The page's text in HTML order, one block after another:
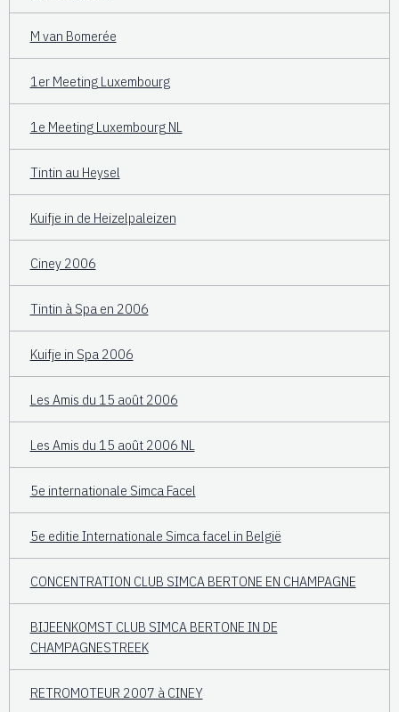
M van Bomerée
1er Meeting Luxembourg
1e Meeting Luxembourg NL
Tintin au Heysel
Kuifje in de Heizelpaleizen
Ciney 2006
Tintin à Spa en 2006
Kuifje in Spa 2006
Les Amis du 15 août 2006
Les Amis du 15 août 2006 NL
5e internationale Simca Facel
5e editie Internationale Simca facel in België
CONCENTRATION CLUB SIMCA BERTONE EN CHAMPAGNE
BIJEENKOMST CLUB SIMCA BERTONE IN DE
CHAMPAGNESTREEK
RETROMOTEUR 2007 à CINEY